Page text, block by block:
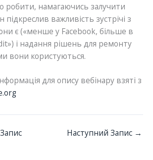
робити, намагаючись залучити
підкреслив важливість зустрічі з
є («менше у Facebook, більше в
і надання рішень для ремонту
вони користуються.
для опису вебінару взяті з
Наступний Запис →